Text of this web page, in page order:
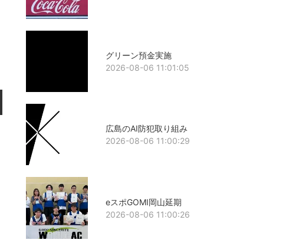
グリーン預金実施
2026-08-06 11:01:05
広島のAI防犯取り組み
2026-08-06 11:00:29
eスポGOMI岡山延期
2026-08-06 11:00:26